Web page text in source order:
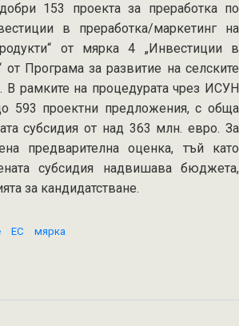
153 проекта за преработка по
в преработка/маркетинг на
от мярка 4 „Инвестиции в
от Програма за развитие на селските
В рамките на процедурата чрез ИСУН
593 проектни предложения, с обща
субсидия от над 363 млн. евро. За
предварителна оценка, тъй като
субсидия надвишава бюджета,
за кандидатстване.
ЕС мярка